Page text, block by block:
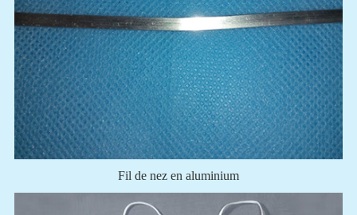
Fil de nez en aluminium